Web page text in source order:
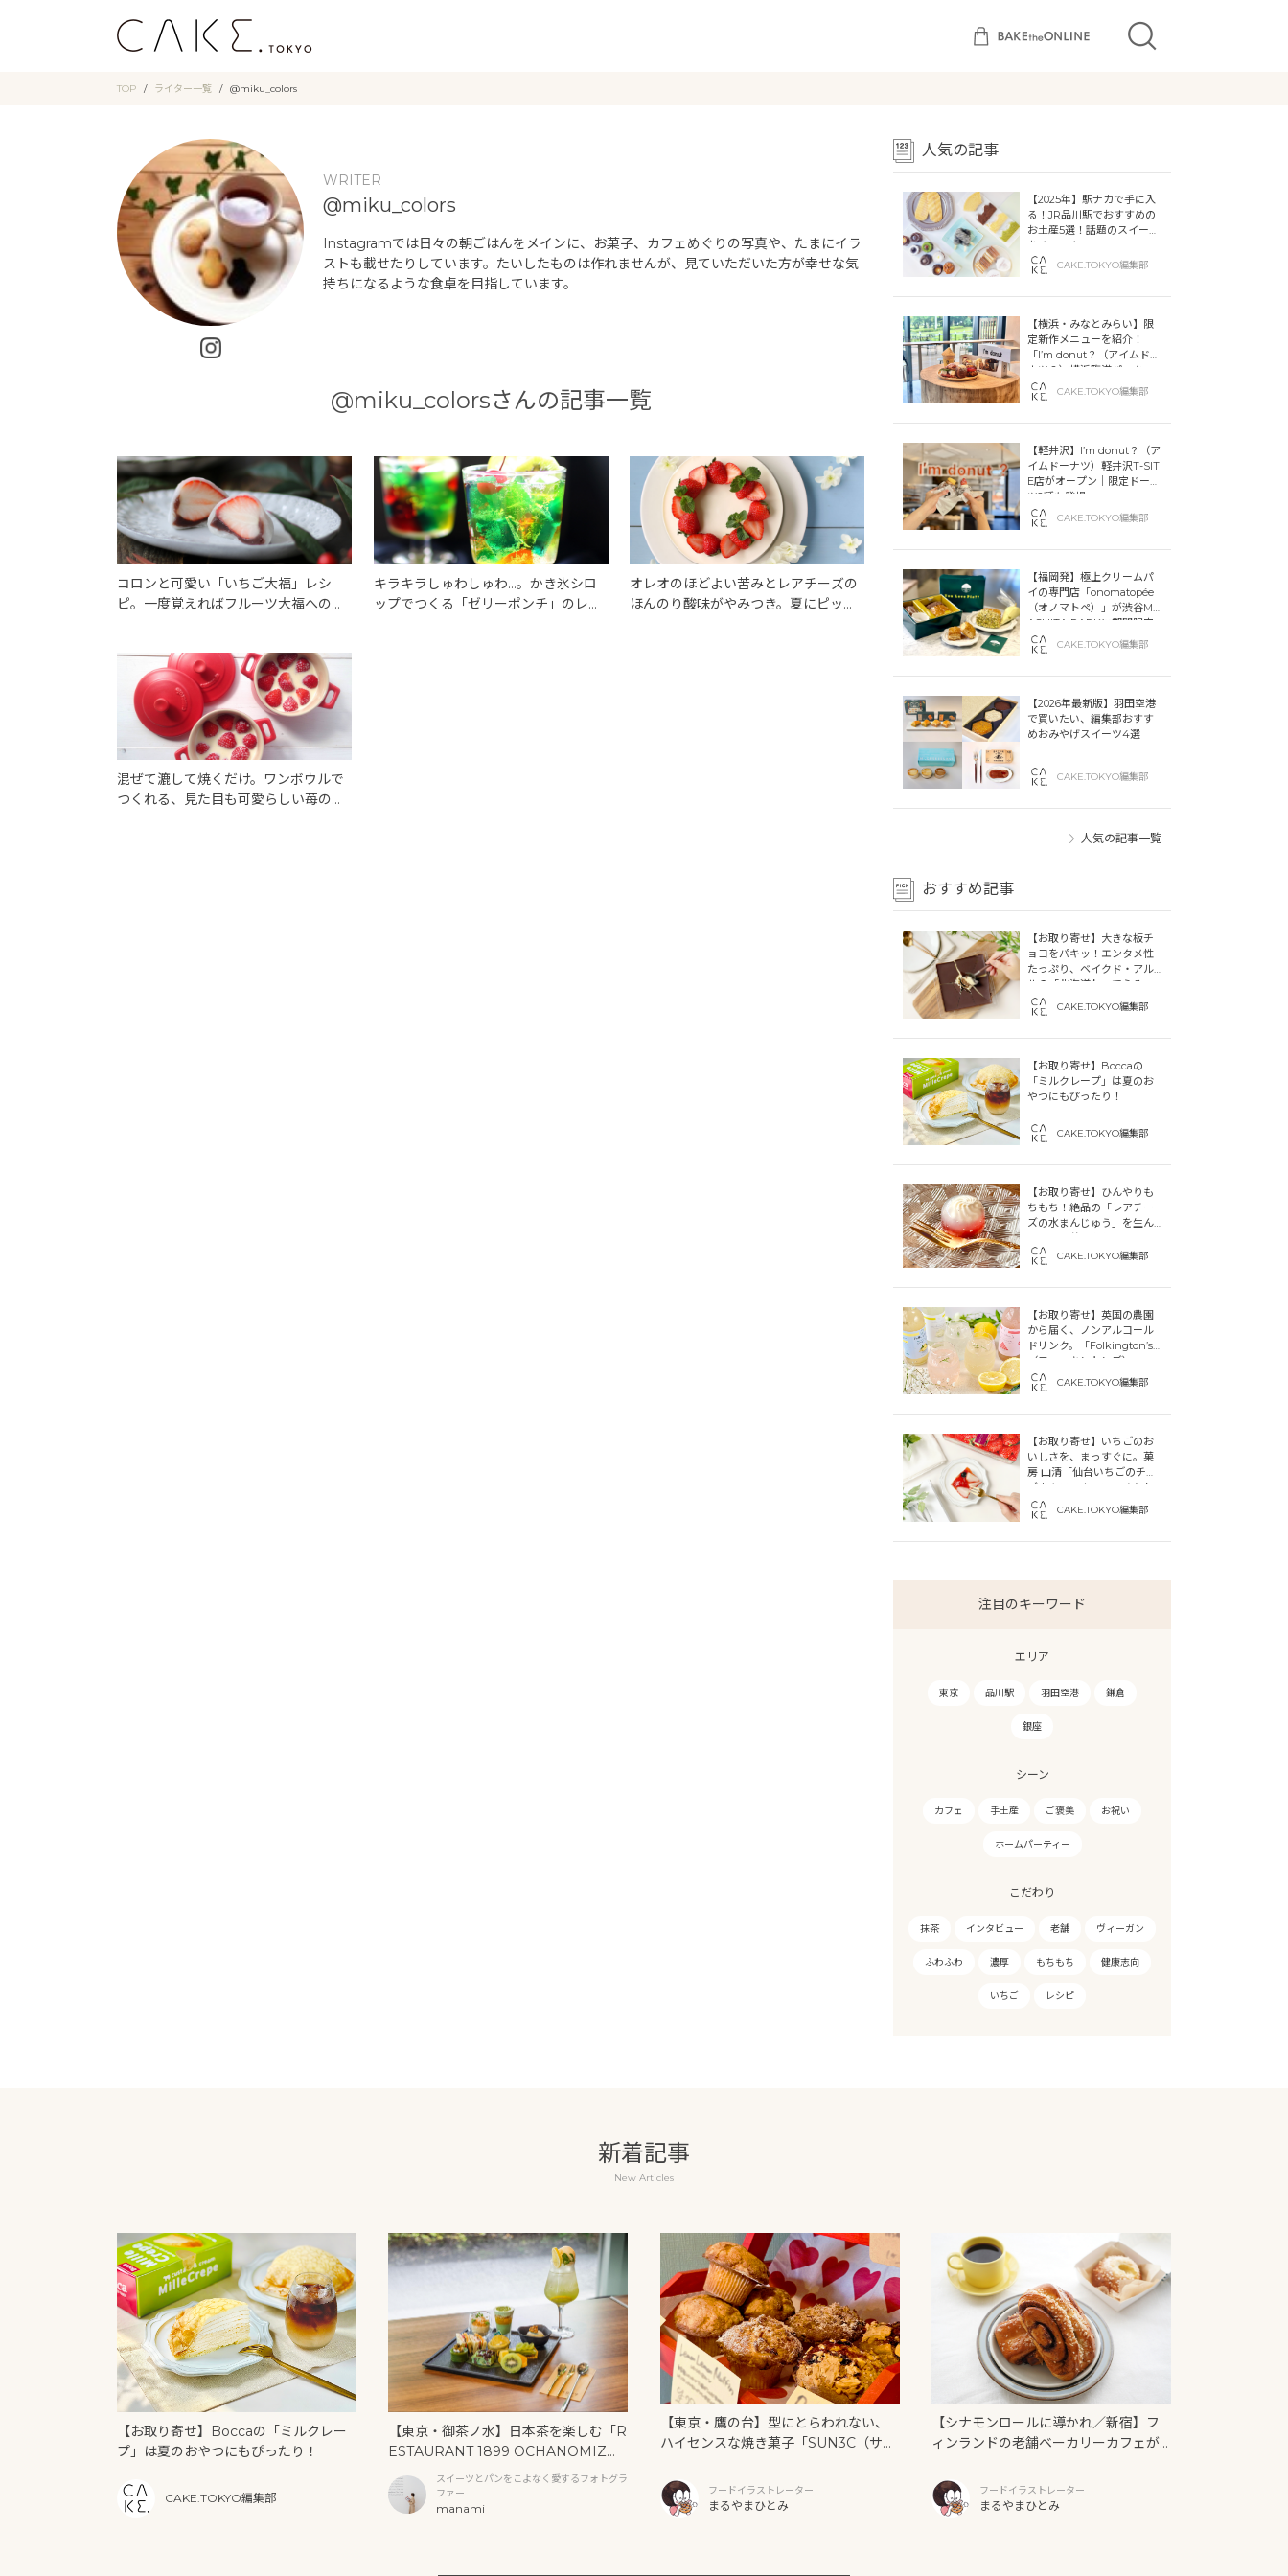
TOP ライター一覧 @miku_colors
WRITER
@miku_colors
Instagramでは日々の朝ごはんをメインに、お菓子、カフェめぐりの写真や、たまにイラ
ストも載せたりしています。たいしたものは作れませんが、見ていただいた方が幸せな気
持ちになるような食卓を目指しています。
@miku_colorsさんの記事一覧
コロンと可愛い「いちご大福」レシ
ピ。一度覚えればフルーツ大福へのア
キラキラしゅわしゅわ…。かき氷シロ
ップでつくる「ゼリーポンチ」のレシ
オレオのほどよい苦みとレアチーズの
ほんのり酸味がやみつき。夏にピッタ
混ぜて漉して焼くだけ。ワンボウルで
つくれる、見た目も可愛らしい苺のク
人気の記事
【2025年】駅ナカで手に入
る！JR品川駅でおすすめの
お土産5選！話題のスイーツ
をチェック
CAKE.TOKYO編集部
【横浜・みなとみらい】限
定新作メニューを紹介！
「I’m donut？（アイムドー
ナツ？）横浜臨港パーク」
「dacō（ダコー）横浜臨港
パーク」横浜ティンバーワ
CAKE.TOKYO編集部
【軽井沢】I’m donut？（ア
イムドーナツ）軽井沢T-SIT
E店がオープン｜限定ドーナ
ツ2種も登場
CAKE.TOKYO編集部
【福岡発】極上クリームパ
イの専門店「onomatopée
（オノマトペ）」が渋谷MIY
ASHITA PARKに期間限定
オープン！CAKE.TOKYO編集部
【2026年最新版】羽田空港
で買いたい、編集部おすす
めおみやげスイーツ4選
CAKE.TOKYO編集部
人気の記事一覧
おすすめ記事
【お取り寄せ】大きな板チ
ョコをパキッ！エンタメ性
たっぷり、ベイクド・アル
ルの「北海道わってらみ
す」
CAKE.TOKYO編集部
【お取り寄せ】Boccaの
「ミルクレープ」は夏のお
やつにもぴったり！
CAKE.TOKYO編集部
【お取り寄せ】ひんやりも
ちもち！絶品の「レアチー
ズの水まんじゅう」を生ん
だ「中津菓子かねい」のス
トーリーCAKE.TOKYO編集部
【お取り寄せ】英国の農園
から届く、ノンアルコール
ドリンク。「Folkington’s
（フォーキントンズ）」
CAKE.TOKYO編集部
【お取り寄せ】いちごのお
いしさを、まっすぐに。菓
房 山清「仙台いちごのチー
ズカタラーナ」にこめられ
た宮城への想い
CAKE.TOKYO編集部
注目のキーワード
エリア
東京 品川駅 羽田空港 鎌倉
銀座
シーン
カフェ 手土産 ご褒美 お祝い
ホームパーティー
こだわり
抹茶 インタビュー 老舗 ヴィーガン
ふわふわ 濃厚 もちもち 健康志向
いちご レシピ
新着記事
New Articles
【お取り寄せ】Boccaの「ミルクレー
プ」は夏のおやつにもぴったり！
CAKE.TOKYO編集部
【東京・御茶ノ水】日本茶を楽しむ「R
ESTAURANT 1899 OCHANOMIZ
U」の抹茶アフタヌーンティーと新作ク
リームソーダ
スイーツとパンをこよなく愛するフォトグラ
ファー
manami
【東京・鷹の台】型にとらわれない、
ハイセンスな焼き菓子「SUN3C（サン
フードイラストレーター
まるやまひとみ
【シナモンロールに導かれ／新宿】フ
ィンランドの老舗ベーカリーカフェが
フードイラストレーター
まるやまひとみ